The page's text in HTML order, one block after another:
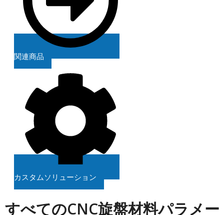
関連商品
カスタムソリューション
すべてのCNC旋盤材料パラメー